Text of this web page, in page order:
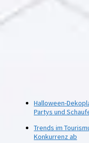
Halloween-
Partys und
Trends im
Konkurrenz ab